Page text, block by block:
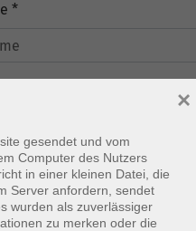
*
gesendet und vom
Computer des Nutzers
in einer kleinen Datei, die
Server anfordern, sendet
wurden als zuverlässiger
zu merken oder die
×